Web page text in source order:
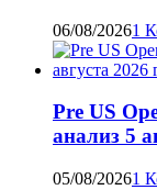
06/08/20261
Pre US
анализ 5
05/08/20261